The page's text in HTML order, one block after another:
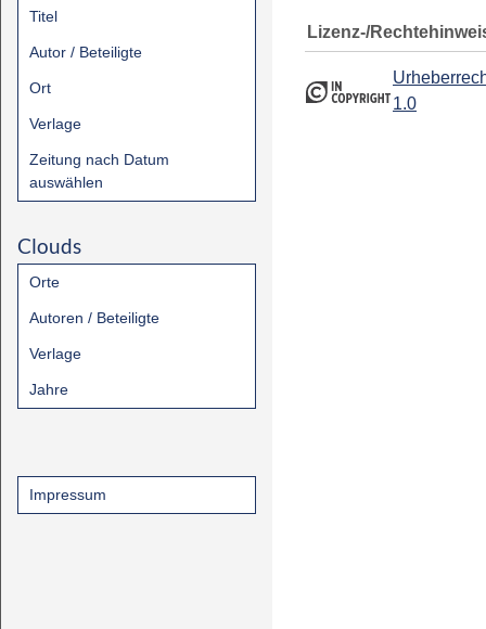
Titel
Autor / Beteiligte
Ort
Verlage
Zeitung nach Datum
auswählen
Clouds
Orte
Autoren / Beteiligte
Verlage
Jahre
Impressum
Lizenz-/
1.0